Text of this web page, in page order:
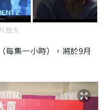
放大
每集一小時），將於9月